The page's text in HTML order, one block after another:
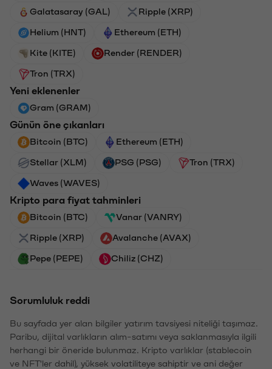
Galatasaray (GAL) Ripple (XRP)
Helium (HNT) Ethereum (ETH)
Kite (KITE) Render (RENDER)
Tron (TRX)
Yeni eklenenler
Gram (GRAM)
Günün öne çıkanları
Bitcoin (BTC) Ethereum (ETH)
Stellar (XLM) PSG (PSG) Tron (TRX)
Waves (WAVES)
Kripto para fiyat tahminleri
Bitcoin (BTC) Vanar (VANRY)
Ripple (XRP) Avalanche (AVAX)
Pepe (PEPE) Chiliz (CHZ)
Sorumluluk reddi
Bu sayfada yer alan bilgiler yatırım tavsiyesi niteliği taşımaz.
Paribu, dijital varlıkların alım-satımı veya saklanmasıyla ilgili
herhangi bir öneride bulunmaz. Kripto varlıklar (stablecoin
ve NFT'ler dahil), yüksek volatiliteye sahiptir ve ani değer